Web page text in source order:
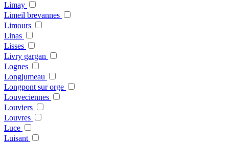
Limay
Limeil brevannes
Limours
Linas
Lisses
Livry gargan
Lognes
Longjumeau
Longpont sur orge
Louveciennes
Louviers
Louvres
Luce
Luisant